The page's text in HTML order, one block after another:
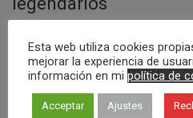
¿Te ha tocado organizar la juerga
solo de pensar en el caos del
el miedo a que el…
Esta web utiliza cookies
mejorar la experiencia de
información en mi política de
Acceptar Ajustes